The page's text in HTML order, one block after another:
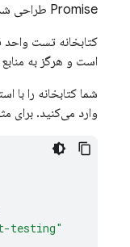
Promise طراحی شده است.
است و هرگز به
وارد می‌کنید. برای
testing"